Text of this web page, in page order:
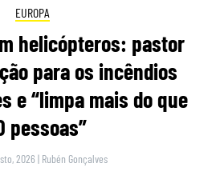
EUROPA
helicópteros: pastor
para os incêndios
e “limpa mais do que
pessoas”
2026 | Rubén Gonçalves